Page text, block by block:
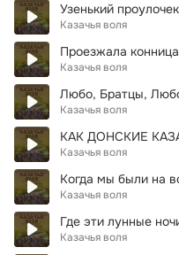
Узенький проулочек
Казачья воля
Проезжала конница
Казачья воля
Любо, Братцы,
Казачья воля
КАК ДОНСКИЕ
Казачья воля
Когда мы были на
Казачья воля
Где эти лунные
Казачья воля